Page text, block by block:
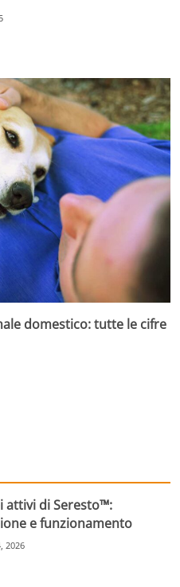
domestico: tutte le cifre
attivi di Seresto™:
e funzionamento
2026